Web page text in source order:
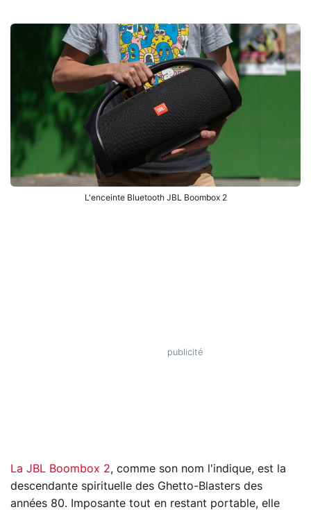
L'enceinte Bluetooth JBL Boombox 2
La JBL Boombox 2, comme son nom l'indique, est la
descendante spirituelle des Ghetto-Blasters des
années 80. Imposante tout en restant portable, elle